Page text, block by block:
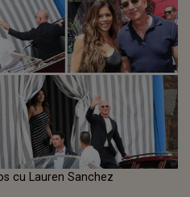
cu Lauren Sanchez